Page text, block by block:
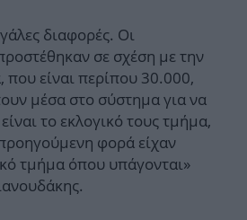
διαφορές. Οι
σε σχέση με την
είναι περίπου 30.000,
μέσα στο σύστημα για να
το εκλογικό τους τμήμα,
φορά είχαν
τμήμα όπου υπάγονται»